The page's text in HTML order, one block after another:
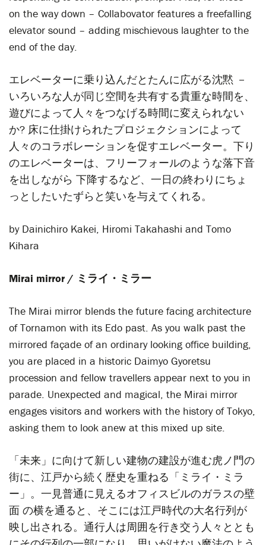
on the way down – Collabovator features a freefalling
elevator sound – adding mischievous laughter to the
end of the day.
エレベーターに乗り込んだとたんに広がる沈黙 －
いろいろな人が同じ空間を共有する貴重な時間を、
遊びによって人々をつなげる時間に変えられない
か? 床に仕掛けられたプロジェクションによって
人々のコラボレーションを促すエレベーター。下り
のエレベーターは、フリーフォールのような落下音
を出しながら 下降するなど、一日の終わりにちょ
っとしたいたずらと笑いを与えてくれる。
by Dainichiro Kakei, Hiromi Takahashi and Tomo
Kihara
Mirai mirror / ミライ・ミラー
The Mirai mirror blends the future facing architecture
of Tornamon with its Edo past. As you walk past the
mirrored façade of an ordinary looking office building,
you are placed in a historic Daimyo Gyoretsu
procession and fellow travellers appear next to you in
parade. Unexpected and magical, the Mirai mirror
engages visitors and workers with the history of Tokyo,
asking them to look anew at this mixed up site.
「未来」に向けて新しい建物の建設が進む虎ノ門の
街に、江戸から続く歴史を重ねる「ミライ・ミラ
ー」。一見普通に見えるオフィスビルのガラスの壁
面 の横を通ると、そこには江戸時代の大名行列が
映し出される。通行人は周囲を行き交う人々ととも